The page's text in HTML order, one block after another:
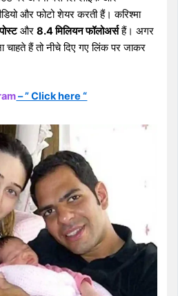
और फोटो शेयर करती हैं। करिश्मा
और8.4 मिलियन फॉलोअर्सहैं। अगर
चाहते हैं तो नीचे दिए गए लिंक पर जाकर
– ” Click here “